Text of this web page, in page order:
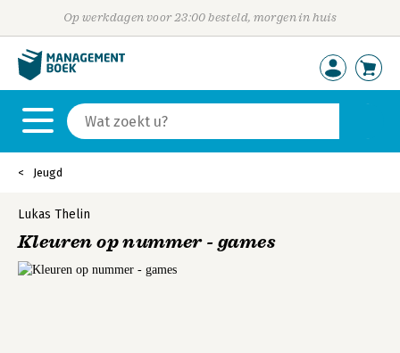
Op werkdagen voor 23:00 besteld, morgen in huis
Jeugd
Lukas Thelin
Kleuren op nummer - games